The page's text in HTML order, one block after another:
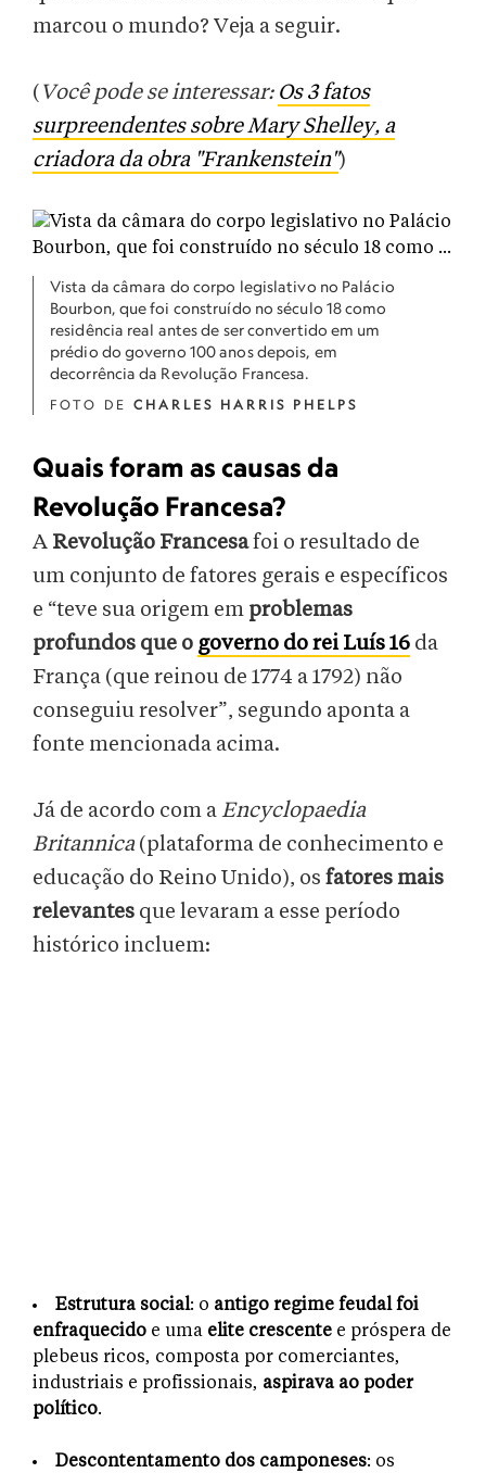
marcou o mundo? Veja a seguir.
( Você pode se interessar: Os 3 fatos
surpreendentes sobre Mary Shelley, a
criadora da obra "Frankenstein")
Vista da câmara do corpo legislativo no Palácio
Bourbon, que foi construído no século 18 como
residência real antes de ser convertido em um
prédio do governo 100 anos depois, em
decorrência da Revolução Francesa.
FOTO DE CHARLES HARRIS PHELPS
Quais foram as causas da
Revolução Francesa?
A Revolução Francesafoi o resultado de
um conjunto de fatores gerais e específicos
e “teve sua origem em problemas
profundos que o governo do rei Luís 16 da
França (que reinou de 1774 a 1792) não
conseguiu resolver”, segundo aponta a
fonte mencionada acima.
Já de acordo com aEncyclopaedia
Britannica (plataforma de conhecimento e
educação do Reino Unido), os fatores mais
relevantes que levaram a esse período
histórico incluem:
Estrutura social: o antigo regime feudal foi
enfraquecido e uma elite crescente e próspera de
plebeus ricos, composta por comerciantes,
industriais e profissionais, aspirava ao poder
político.
Descontentamento dos camponeses: os